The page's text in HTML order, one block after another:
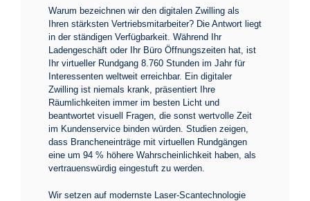
Warum bezeichnen wir den digitalen Zwilling als
Ihren stärksten Vertriebsmitarbeiter? Die Antwort liegt
in der ständigen Verfügbarkeit. Während Ihr
Ladengeschäft oder Ihr Büro Öffnungszeiten hat, ist
Ihr virtueller Rundgang 8.760 Stunden im Jahr für
Interessenten weltweit erreichbar. Ein digitaler
Zwilling ist niemals krank, präsentiert Ihre
Räumlichkeiten immer im besten Licht und
beantwortet visuell Fragen, die sonst wertvolle Zeit
im Kundenservice binden würden. Studien zeigen,
dass Brancheneinträge mit virtuellen Rundgängen
eine um 94 % höhere Wahrscheinlichkeit haben, als
vertrauenswürdig eingestuft zu werden.
Wir setzen auf modernste Laser-Scantechnologie